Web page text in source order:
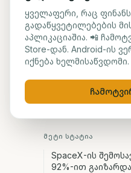
ბლოგზე დაბრუნება
მარიამ
ᲛᲔᲢᲘ ᲡᲢᲐᲢᲘᲐ
SpaceX-ის
92%-ით გაიზარდა
ყველაფერი, რაც
გადაწყვეტილებების
აპლიკაციაშია. 📲
Store-დან. Android-ის
იქნება ხელმისაწვდომი.